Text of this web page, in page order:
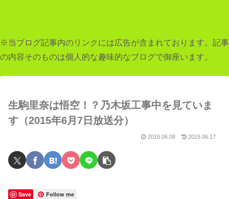
※当ブログ記事内のリンクには広告が含まれております。記事
の内容そのものは個人的な趣味的なブログで御座います。
生駒里奈は悟空！？乃木坂工事中を見ていま
す（2015年6月7日放送分）
2015.06.08 2015.06.17
Save Follow me